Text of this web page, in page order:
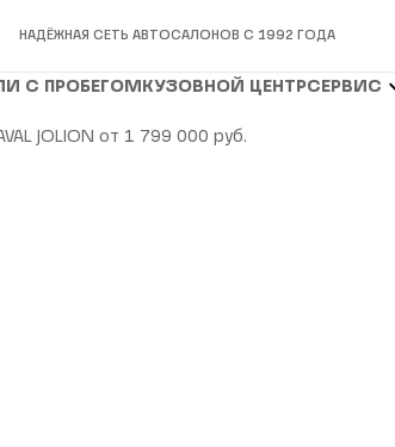
НАДЁЖНАЯ СЕТЬ АВТОСАЛОНОВ С 1992 ГОДА
С ПРОБЕГОМ КУЗОВНОЙ ЦЕНТРСЕРВИС
JOLION от 1 799 000 руб.